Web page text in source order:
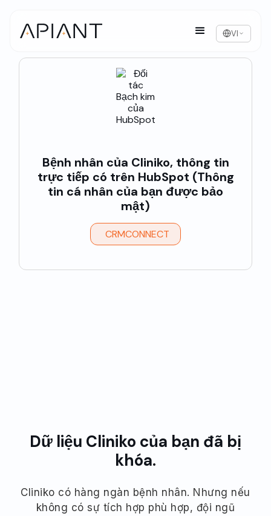
VI
Bệnh nhân của Cliniko, thông tin
trực tiếp có trên HubSpot (Thông
tin cá nhân của bạn được bảo
mật)
CRMCONNECT
Dữ liệu Cliniko của bạn đã bị
khóa.
Cliniko có hàng ngàn bệnh nhân. Nhưng nếu
không có sự tích hợp phù hợp, đội ngũ